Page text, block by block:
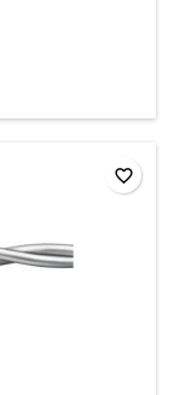
favorite_border